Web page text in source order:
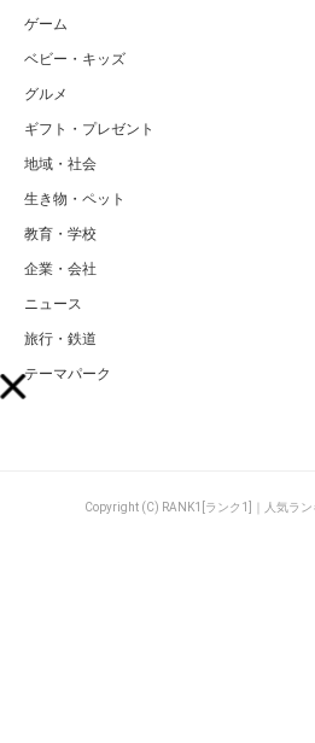
ゲーム
ベビー・キッズ
グルメ
ギフト・プレゼント
地域・社会
生き物・ペット
教育・学校
企業・会社
ニュース
旅行・鉄道
テーマパーク
Copyright (C) RANK1[ランク1]｜人気ラ